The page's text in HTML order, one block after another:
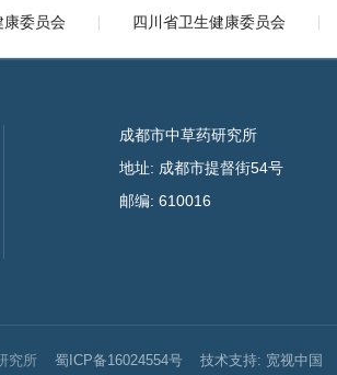
康委员会 四川省卫生健康委员会
成都市中草药研究所
地址: 成都市提督街54号
邮编: 610016
究所 蜀ICP备16024554号 技术支持: 宽视中国